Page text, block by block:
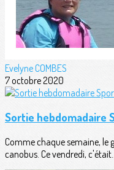
Evelyne COMBES
7 octobre 2020
Sortie hebdomadaire
Comme chaque semaine, le
canobus. Ce vendredi,